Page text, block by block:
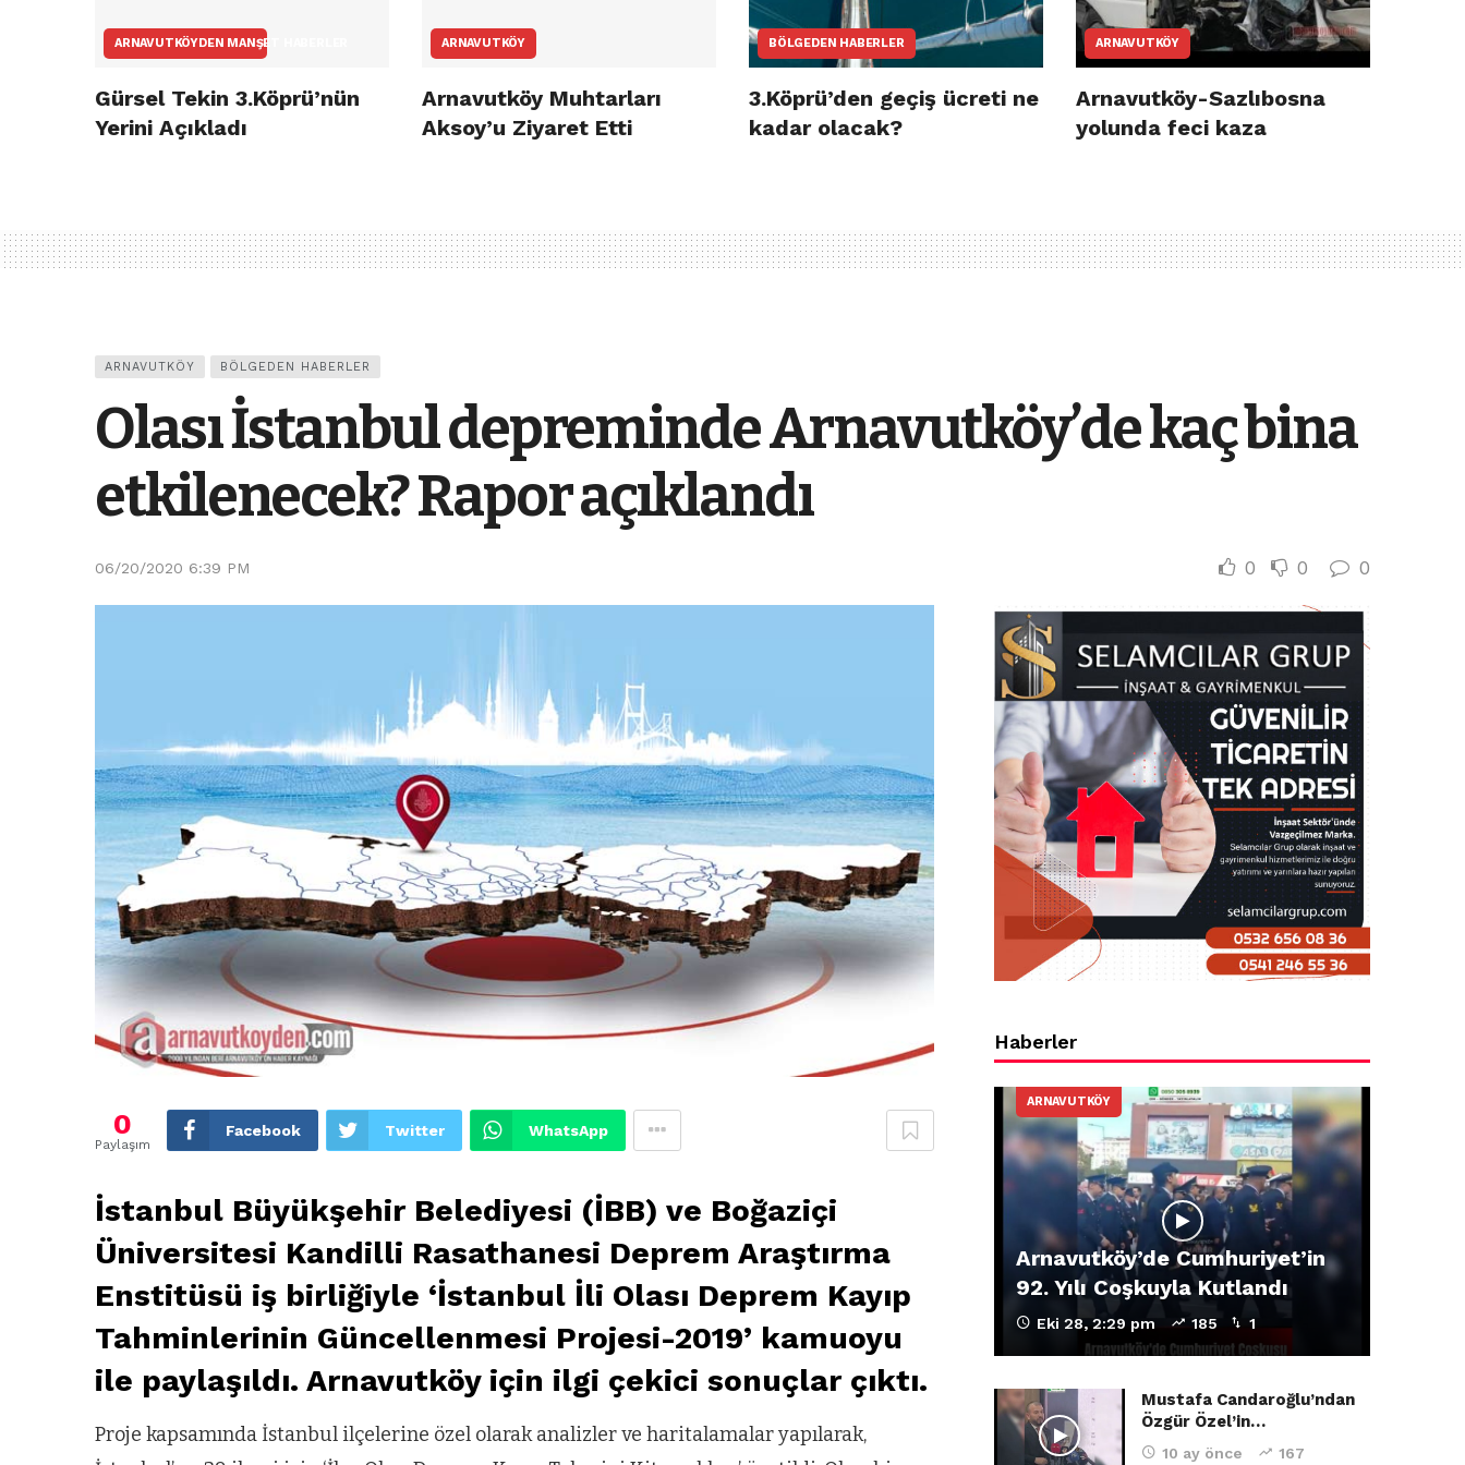
ARNAVUTKÖYDEN MANŞET HABERLER
Gürsel Tekin 3.Köprü’nün
Yerini Açıkladı
ARNAVUTKÖY
Arnavutköy Muhtarları
Aksoy’u Ziyaret Etti
BÖLGEDEN HABERLER
3.Köprü’den geçiş ücreti ne
kadar olacak?
ARNAVUTKÖY
Arnavutköy-Sazlıbosna
yolunda feci kaza
ARNAVUTKÖY BÖLGEDEN HABERLER
Olası İstanbul depreminde Arnavutköy’de kaç bina
etkilenecek? Rapor açıklandı
06/20/2020 6:39 PM 0 0 0
0
Paylaşım
Facebook Twitter WhatsApp
İstanbul Büyükşehir Belediyesi (İBB) ve Boğaziçi
Üniversitesi Kandilli Rasathanesi Deprem Araştırma
Enstitüsü iş birliğiyle ‘İstanbul İli Olası Deprem Kayıp
Tahminlerinin Güncellenmesi Projesi-2019’ kamuoyu
ile paylaşıldı. Arnavutköy için ilgi çekici sonuçlar çıktı.
Proje kapsamında İstanbul ilçelerine özel olarak analizler ve haritalamalar yapılarak,
Haberler
ARNAVUTKÖY
Arnavutköy’de Cumhuriyet’in
92. Yılı Coşkuyla Kutlandı
Eki 28, 2:29 pm 185 1
Mustafa Candaroğlu’ndan
Özgür Özel’in…
10 ay önce 167